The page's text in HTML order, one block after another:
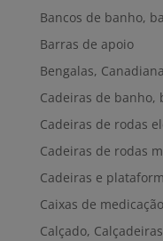
Bancos de banho,
Barras de apoio
Bengalas,
Cadeiras de banho,
Cadeiras de rodas
Cadeiras de rodas
Cadeiras e
Caixas de
Calçado, Calçadeiras